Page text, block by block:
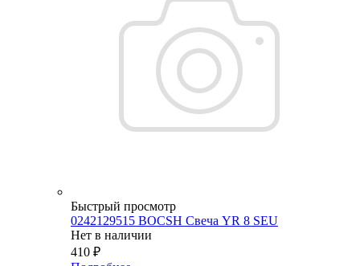
Быстрый просмотр
0242129515 BOCSH Свеча YR 8 SEU
Нет в наличии
410 ₽